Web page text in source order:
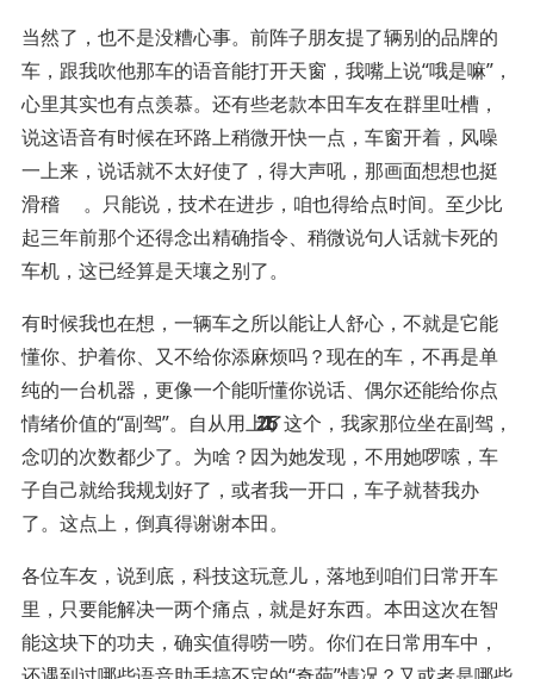
1
2
1
1
1
当然了，也不是没糟心事。前阵子朋友提了辆别的品牌的
车，跟我吹他那车的语音能打开天窗，我嘴上说“哦是嘛”，
心里其实也有点羡慕。还有些老款本田车友在群里吐槽，
说这语音有时候在环路上稍微开快一点，车窗开着，风噪
一上来，说话就不太好使了，得大声吼，那画面想想也挺
滑稽
16
。只能说，技术在进步，咱也得给点时间。至少比
起三年前那个还得念出精确指令、稍微说句人话就卡死的
车机，这已经算是天壤之别了。
有时候我也在想，一辆车之所以能让人舒心，不就是它能
懂你、护着你、又不给你添麻烦吗？现在的车，不再是单
纯的一台机器，更像一个能听懂你说话、偶尔还能给你点
情绪价值的“副驾”。自从用上了这个，我家那位坐在副驾，
念叨的次数都少了。为啥？因为她发现，不用她啰嗦，车
子自己就给我规划好了，或者我一开口，车子就替我办
了。这点上，倒真得谢谢本田。
各位车友，说到底，科技这玩意儿，落地到咱们日常开车
里，只要能解决一两个痛点，就是好东西。本田这次在智
能这块下的功夫，确实值得唠一唠。你们在日常用车中，
26
26